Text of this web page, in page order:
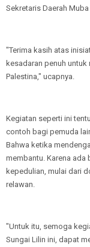
Sekretaris Daerah
"Terima kasih atas
kesadaran penuh
Palestina," ucapnya.
Kegiatan seperti ini
contoh bagi pemuda
Bahwa ketika
membantu. Karena ada
kepedulian, mulai dari
relawan.
"Untuk itu, semoga
Sungai Lilin ini, dapat